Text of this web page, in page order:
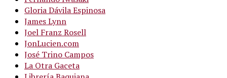
Gloria Dávila Espinosa
James Lynn
Joel Franz Rosell
JonLucien.com
José Trino Campos
La Otra Gaceta